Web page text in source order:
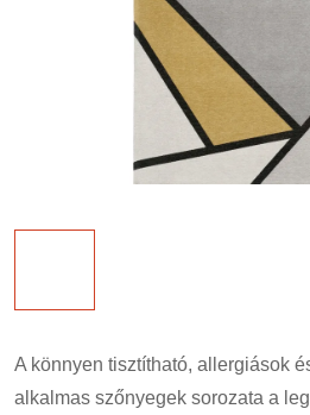
A könnyen tisztítható, allergiások
alkalmas szőnyegek sorozata a